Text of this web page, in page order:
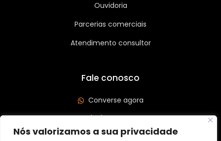
Nós valorizamos a sua privacidade
Ouvidoria
Parcerias comerciais
Atendimento consultor
Fale conosco
Converse agora
Av. Leste Oeste, Qd 562 Lt 03, St São José, Goiânia/GO